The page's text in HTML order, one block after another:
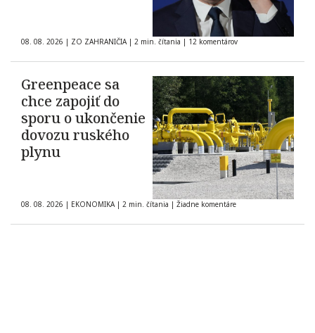
08. 08. 2026 | ZO ZAHRANIČIA | 2 min. čítania | 12 komentárov
Greenpeace sa
chce zapojiť do
sporu o ukončenie
dovozu ruského
plynu
08. 08. 2026 | EKONOMIKA | 2 min. čítania | Žiadne komentáre